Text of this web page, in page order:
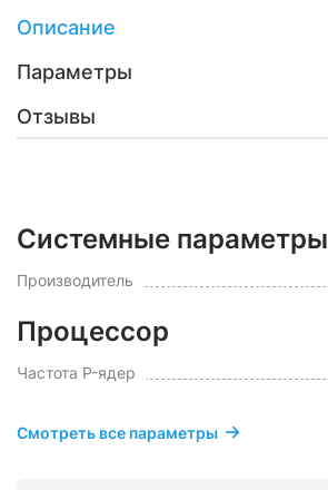
Описание
Параметры
Отзывы
Системные параметры
Производитель
Процессор
Частота P-ядер
Смотреть все параметры